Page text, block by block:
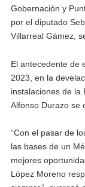
Gobernación y
por el diputado
Villarreal Gámez,
El antecedente de
2023, en la
instalaciones de la
Alfonso Durazo se
“Con el pasar de
las bases de un
mejores
López Moreno